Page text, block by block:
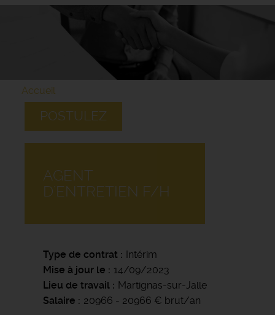
Accueil
POSTULEZ
AGENT
D'ENTRETIEN F/H
Type de contrat
Intérim
Mise à jour le
14/09/2023
Lieu de travail
Martignas-sur-Jalle
Salaire
20966 - 20966 € brut/an